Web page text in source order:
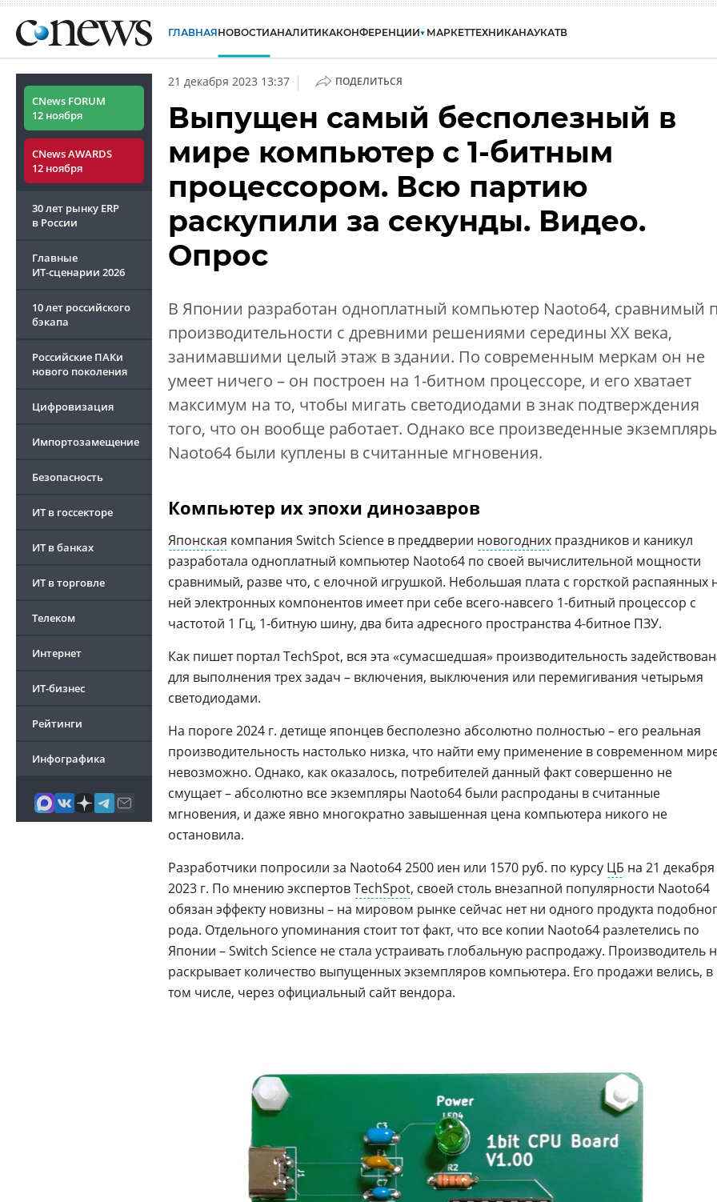
ГЛАВНАЯНОВОСТИАНАЛИТИКАКОНФЕРЕНЦИИ МАРКЕТТЕХНИКАНАУКАТВ
CNews FORUM
12 ноября
CNews AWARDS
12 ноября
30 лет рынку ERP
в России
Главные
ИТ-сценарии 2026
10 лет российского
бэкапа
Российские ПАКи
нового поколения
Цифровизация
Импортозамещение
Безопасность
ИТ в госсекторе
ИТ в банках
ИТ в торговле
Телеком
Интернет
ИТ-бизнес
Рейтинги
Инфографика
21 декабря 2023 13:37 | ПОДЕЛИТЬСЯ
Выпущен самый бесполезный в
мире компьютер с 1-битным
процессором. Всю партию
раскупили за секунды. Видео.
Опрос
В Японии разработан одноплатный компьютер Naoto64, сравнимый
производительности с древними решениями середины ХХ века,
занимавшими целый этаж в здании. По современным меркам он не
умеет ничего – он построен на 1-битном процессоре, и его хватает
максимум на то, чтобы мигать светодиодами в знак подтверждения
того, что он вообще работает. Однако все произведенные
Naoto64 были куплены в считанные мгновения.
Компьютер их эпохи динозавров
Японская компания Switch Science в преддверии новогодних праздников и каникул
разработала одноплатный компьютер Naoto64 по своей вычислительной мощности
сравнимый, разве что, с елочной игрушкой. Небольшая плата с горсткой распаянных
ней электронных компонентов имеет при себе всего-навсего 1-битный процессор с
частотой 1 Гц, 1-битную шину, два бита адресного пространства 4-битное ПЗУ.
Как пишет портал TechSpot, вся эта «сумасшедшая» производительность
для выполнения трех задач – включения, выключения или перемигивания четырьмя
светодиодами.
На пороге 2024 г. детище японцев бесполезно абсолютно полностью – его реальная
производительность настолько низка, что найти ему применение в современном
невозможно. Однако, как оказалось, потребителей данный факт совершенно не
смущает – абсолютно все экземпляры Naoto64 были распроданы в считанные
мгновения, и даже явно многократно завышенная цена компьютера никого не
остановила.
Разработчики попросили за Naoto64 2500 иен или 1570 руб. по курсу ЦБ на 21 декабря
2023 г. По мнению экспертовTechSpot, своей столь внезапной популярности Naoto64
обязан эффекту новизны – на мировом рынке сейчас нет ни одного продукта
рода. Отдельного упоминания стоит тот факт, что все копии Naoto64 разлетелись по
Японии – Switch Science не стала устраивать глобальную распродажу. Производитель
раскрывает количество выпущенных экземпляров компьютера. Его продажи велись, в
том числе, через официальный сайт вендора.